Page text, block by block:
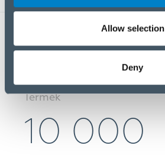
Allow selection
Deny
40 000
Termék
10 000